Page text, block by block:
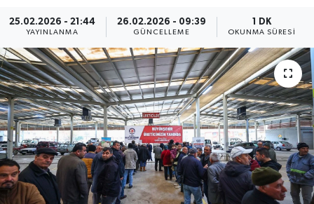
25.02.2026 - 21:44
YAYINLANMA
26.02.2026 - 09:39
GÜNCELLEME
1 DK
OKUNMA SÜRESI